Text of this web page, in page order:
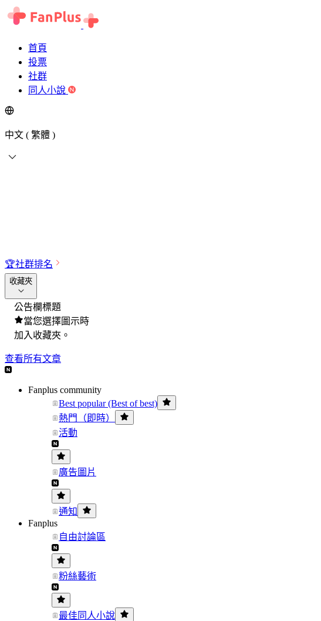
首頁
投票
社群
同人小說
中文 ( 繁體 )
🏆社群排名
收藏夾
公告欄標題
當您選擇圖示時
加入收藏夾。
查看所有文章
Fanplus community
Best popular (Best of best)
熱門（即時）
活動
廣告圖片
通知
Fanplus
自由討論區
粉絲藝術
最佳同人小說